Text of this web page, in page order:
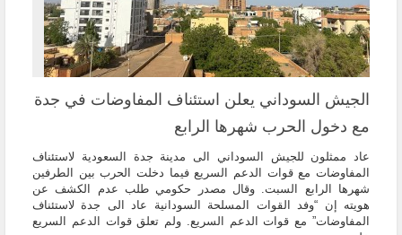
الجيش السوداني يعلن استئناف المفاوضات في جدة
مع دخول الحرب شهرها الرابع
عاد ممثلون للجيش السوداني الى مدينة جدة السعودية لاستئناف
المفاوضات مع قوات الدعم السريع فيما دخلت الحرب بين الطرفين
شهرها الرابع السبت. وقال مصدر حكومي طلب عدم الكشف عن
هويته إن “وفد القوات المسلحة السودانية عاد الى جدة لاستئناف
المفاوضات” مع قوات الدعم السريع. ولم تعلق قوات الدعم السريع